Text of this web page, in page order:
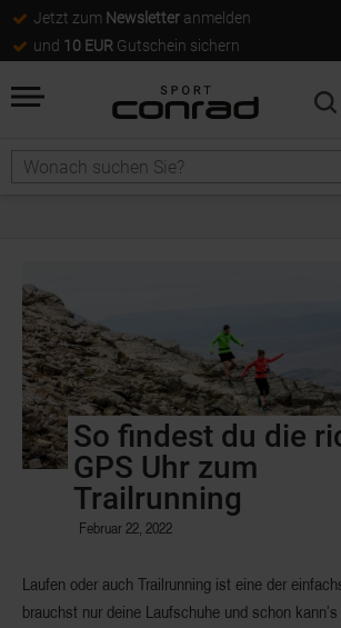
Jetzt zum Newsletter anmelden
und 10 EUR Gutschein sichern
So findest du die
GPS Uhr zum
Trailrunning
Februar 22, 2022
Laufen oder auch Trailrunning ist eine der
brauchst nur deine Laufschuhe und schon